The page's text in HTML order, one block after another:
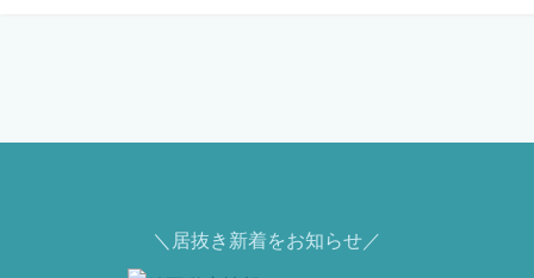
＼居抜き新着をお知らせ／